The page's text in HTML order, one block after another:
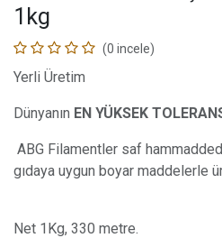
1kg
(0 incele)
Yerli Üretim
Dünyanın EN YÜKSEK
ABG Filamentler saf
gıdaya uygun boyar maddelerle
Net 1Kg, 330 metre.